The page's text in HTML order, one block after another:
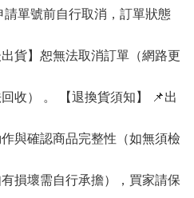
單號前自行取消，訂單狀態
貨】恕無法取消訂單（網路更
收） 。 【退換貨須知】 📌出
與確認商品完整性（如無須檢
損壞需自行承擔），買家請保